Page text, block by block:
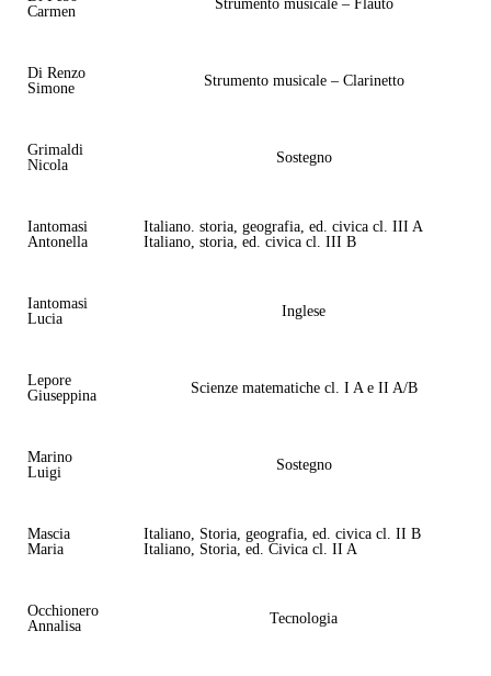
Carmen
Strumento musicale – Flauto
Di Renzo
Simone
Strumento musicale – Clarinetto
Grimaldi
Nicola
Sostegno
Iantomasi
Antonella
Italiano. storia, geografia, ed. civica cl. III A
Italiano, storia, ed. civica cl. III B
Iantomasi
Lucia
Inglese
Lepore
Giuseppina
Scienze matematiche cl. I A e II A/B
Marino
Luigi
Sostegno
Mascia
Maria
Italiano, Storia, geografia, ed. civica cl. II B
Italiano, Storia, ed. Civica cl. II A
Occhionero
Annalisa
Tecnologia